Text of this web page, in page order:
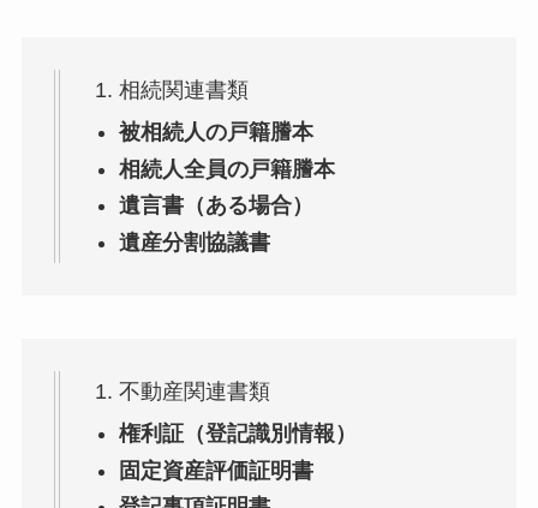
相続関連書類
被相続人の戸籍謄本
相続人全員の戸籍謄本
遺言書（ある場合）
遺産分割協議書
不動産関連書類
権利証（登記識別情報）
固定資産評価証明書